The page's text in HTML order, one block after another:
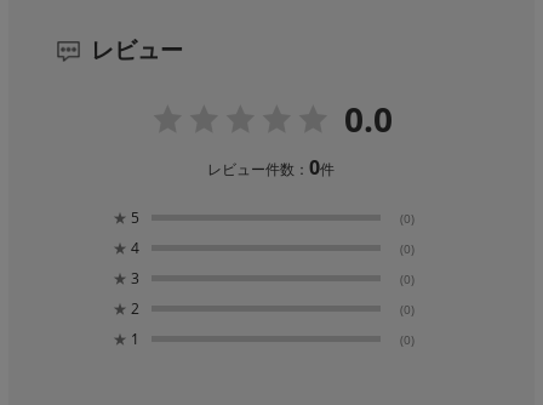
レビュー
0.0
レビュー件数：0件
★ 5 (0)
★ 4 (0)
★ 3 (0)
★ 2 (0)
★ 1 (0)